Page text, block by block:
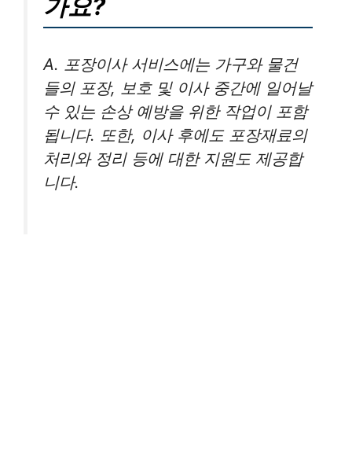
가요?
A. 포장이사 서비스에는 가구와 물건
들의 포장, 보호 및 이사 중간에 일어날
수 있는 손상 예방을 위한 작업이 포함
됩니다. 또한, 이사 후에도 포장재료의
처리와 정리 등에 대한 지원도 제공합
니다.